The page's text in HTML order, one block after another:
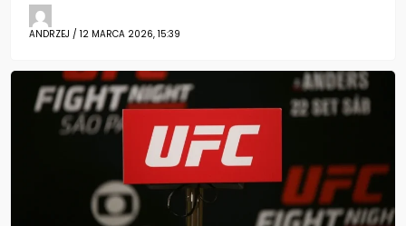
ANDRZEJ / 12 MARCA 2026, 15:39